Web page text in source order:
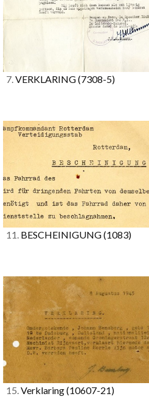
7.VERKLARING(7308-5)
11. BESCHEINIGUNG(1083)
15.Verklaring(10607-21)